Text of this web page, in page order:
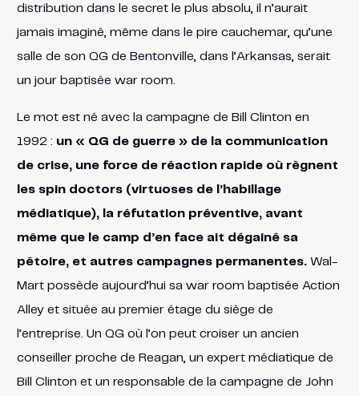
distribution dans le secret le plus absolu, il n’aurait
jamais imaginé, même dans le pire cauchemar, qu’une
salle de son QG de Bentonville, dans l’Arkansas, serait
un jour baptisée war room.
Le mot est né avec la campagne de Bill Clinton en
1992 : un « QG de guerre » de la communication
de crise, une force de réaction rapide où règnent
les spin doctors (virtuoses de l’habillage
médiatique), la réfutation préventive, avant
même que le camp d’en face ait dégainé sa
pétoire, et autres campagnes permanentes.Wal-
Mart possède aujourd’hui sa war room baptisée Action
Alley et située au premier étage du siège de
l’entreprise. Un QG où l’on peut croiser un ancien
conseiller proche de Reagan, un expert médiatique de
Bill Clinton et un responsable de la campagne de John